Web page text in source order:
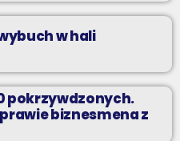
w hali
pokrzywdzonych.
biznesmena z